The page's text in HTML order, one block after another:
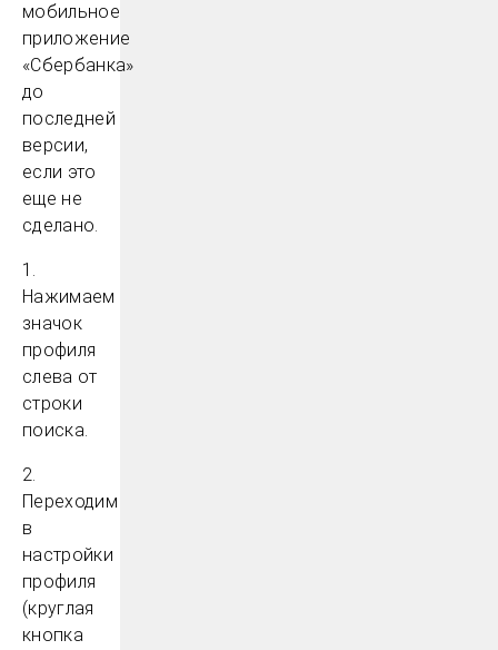
мобильное
приложение
«Сбербанка»
до
последней
версии,
если это
еще не
сделано.
1.
Нажимаем
значок
профиля
слева от
строки
поиска.
2.
Переходим
в
настройки
профиля
(круглая
кнопка